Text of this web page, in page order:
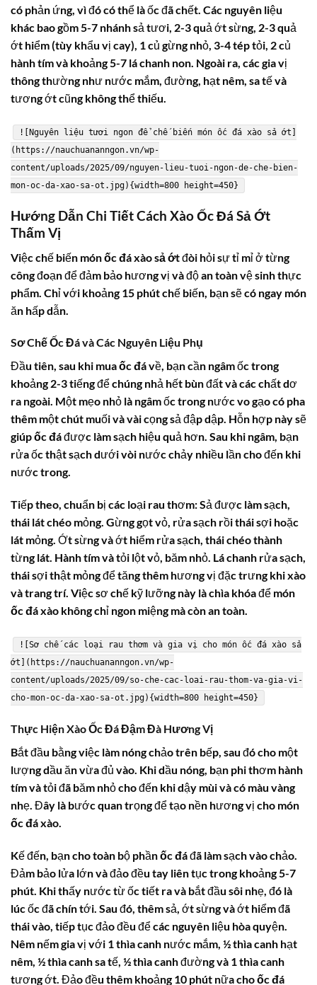
có phản ứng, vì đó có thể là ốc đã chết. Các nguyên liệu
khác bao gồm 5-7 nhánh sả tươi, 2-3 quả ớt sừng, 2-3 quả
ớt hiểm (tùy khẩu vị cay), 1 củ gừng nhỏ, 3-4 tép tỏi, 2 củ
hành tím và khoảng 5-7 lá chanh non. Ngoài ra, các gia vị
thông thường như nước mắm, đường, hạt nêm, sa tế và
tương ớt cũng không thể thiếu.
![Nguyên liệu tươi ngon để chế biến món ốc đá xào sả ớt]
(https://nauchuananngon.vn/wp-
content/uploads/2025/09/nguyen-lieu-tuoi-ngon-de-che-bien-
mon-oc-da-xao-sa-ot.jpg){width=800 height=450}
Hướng Dẫn Chi TiếtCách Xào Ốc Đá Sả Ớt
Thấm Vị
Việc chế biến mónốc đá xào sả ớtđòi hỏi sự tỉ mỉ ở từng
công đoạn để đảm bảo hương vị và độ an toàn vệ sinh thực
phẩm. Chỉ với khoảng 15 phút chế biến, bạn sẽ có ngay món
ăn hấp dẫn.
Sơ ChếỐc Đávà Các Nguyên Liệu Phụ
Đầu tiên, sau khi muaốc đávề, bạn cần ngâm ốc trong
khoảng 2-3 tiếng để chúng nhả hết bùn đất và các chất dơ
ra ngoài. Một mẹo nhỏ là ngâm ốc trong nước vo gạo có pha
thêm một chút muối và vài cọng sả đập dập. Hỗn hợp này sẽ
giúpốc đáđược làm sạch hiệu quả hơn. Sau khi ngâm, bạn
rửa ốc thật sạch dưới vòi nước chảy nhiều lần cho đến khi
nước trong.
Tiếp theo, chuẩn bị các loại rau thơm: Sả được làm sạch,
thái lát chéo mỏng. Gừng gọt vỏ, rửa sạch rồi thái sợi hoặc
lát mỏng. Ớt sừng và ớt hiểm rửa sạch, thái chéo thành
từng lát. Hành tím và tỏi lột vỏ, băm nhỏ. Lá chanh rửa sạch,
thái sợi thật mỏng để tăng thêm hương vị đặc trưng khi xào
và trang trí. Việc sơ chế kỹ lưỡng này là chìa khóa để món
ốc đá xào không chỉ ngon miệng mà còn an toàn.
![Sơ chế các loại rau thơm và gia vị cho món ốc đá xào sả
ớt](https://nauchuananngon.vn/wp-
content/uploads/2025/09/so-che-cac-loai-rau-thom-va-gia-vi-
cho-mon-oc-da-xao-sa-ot.jpg){width=800 height=450}
Thực Hiện XàoỐc ĐáĐậm Đà Hương Vị
Bắt đầu bằng việc làm nóng chảo trên bếp, sau đó cho một
lượng dầu ăn vừa đủ vào. Khi dầu nóng, bạn phi thơm hành
tím và tỏi đã băm nhỏ cho đến khi dậy mùi và có màu vàng
nhẹ. Đây là bước quan trọng để tạo nền hương vị cho món
ốc đá xào
Kế đến, bạn cho toàn bộ phầnốc đáđã làm sạch vào chảo.
Đảm bảo lửa lớn và đảo đều tay liên tục trong khoảng 5-7
phút. Khi thấy nước từ ốc tiết ra và bắt đầu sôi nhẹ, đó là
lúc ốc đã chín tới. Sau đó, thêm sả, ớt sừng và ớt hiểm đã
thái vào, tiếp tục đảo đều để các nguyên liệu hòa quyện.
Nêm nếm gia vị với 1 thìa canh nước mắm, ½ thìa canh hạt
nêm, ½ thìa canh sa tế, ½ thìa canh đường và 1 thìa canh
tương ớt. Đảo đều thêm khoảng 10 phút nữa choốc đá